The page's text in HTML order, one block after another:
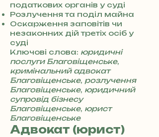
7
3
0
4
8
5
7
8
4
податкових органів у суді
Розлучення та поділ майна
Оскарження заповітів чи
незаконних дій третіх осіб у
суді
Ключові слова: юридичні
послуги Благовіщенське,
кримінальний адвокат
Благовіщенське, розлучення
Благовіщенське, юридичний
супровід бізнесу
Благовіщенське, юрист
Благовіщенське
Адвокат (юрист)